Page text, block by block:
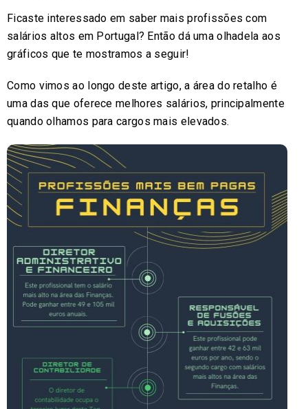
Ficaste interessado em saber mais profissões com
salários altos em Portugal? Então dá uma olhadela aos
gráficos que te mostramos a seguir!
Como vimos ao longo deste artigo, a área do retalho é
uma das que oferece melhores salários, principalmente
quando olhamos para cargos mais elevados.